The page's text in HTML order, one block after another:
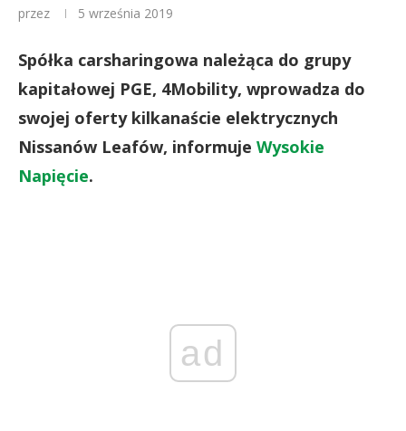
przez 5 września 2019
Spółka carsharingowa należąca do grupy
kapitałowej PGE, 4Mobility, wprowadza do
swojej oferty kilkanaście elektrycznych
Nissanów Leafów, informuje Wysokie
Napięcie.
ad